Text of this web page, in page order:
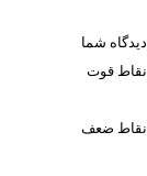
دیدگاه شما
نقاط قوت
نقاط ضعف